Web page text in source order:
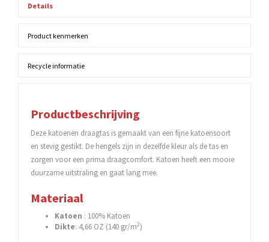
Details
Product kenmerken
Recycle informatie
Productbeschrijving
Deze katoenen draagtas is gemaakt van een fijne katoensoort
en stevig gestikt. De hengels zijn in dezelfde kleur als de tas en
zorgen voor een prima draagcomfort. Katoen heeft een mooie
duurzame uitstraling en gaat lang mee.
Materiaal
Katoen : 100% Katoen
Dikte: 4,66 OZ (140 gr/m2)